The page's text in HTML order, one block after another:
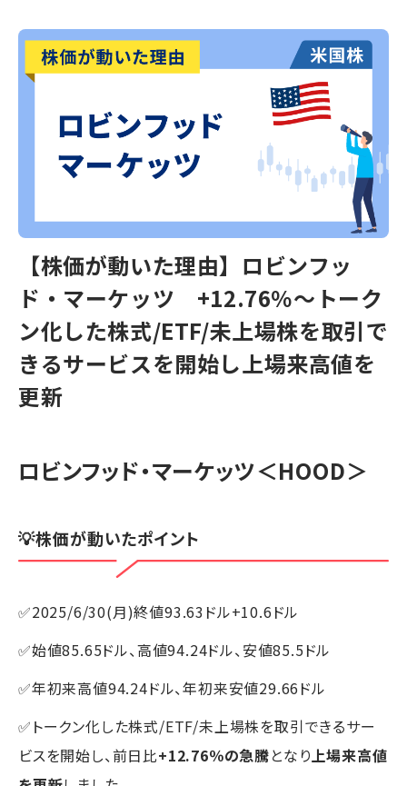
【株価が動いた理由】ロビンフッ
ド・マーケッツ +12.76％～トーク
ン化した株式/ETF/未上場株を取引で
きるサービスを開始し上場来高値を
更新
ロビンフッド・マーケッツ＜HOOD＞
💡株価が動いたポイント
✅2025/6/30(月)終値93.63ドル+10.6ドル
✅始値85.65ドル、高値94.24ドル、安値85.5ドル
✅年初来高値94.24ドル、年初来安値29.66ドル
✅トークン化した株式/ETF/未上場株を取引できるサー
ビスを開始し、前日比+12.76％の急騰となり上場来高値